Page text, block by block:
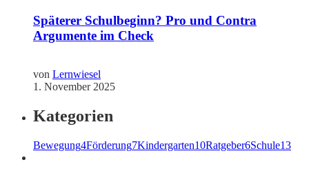
Späterer Schulbeginn? Pro und Contra
Argumente im Check
von Lernwiesel
1. November 2025
Kategorien
Bewegung4Förderung7Kindergarten10Ratgeber6Schule13